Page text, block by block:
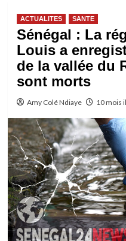
ACTUALITES SANTE
Sénégal : La
Louis a
de la vallée du
sont morts
Amy Colé Ndiaye 10 mois